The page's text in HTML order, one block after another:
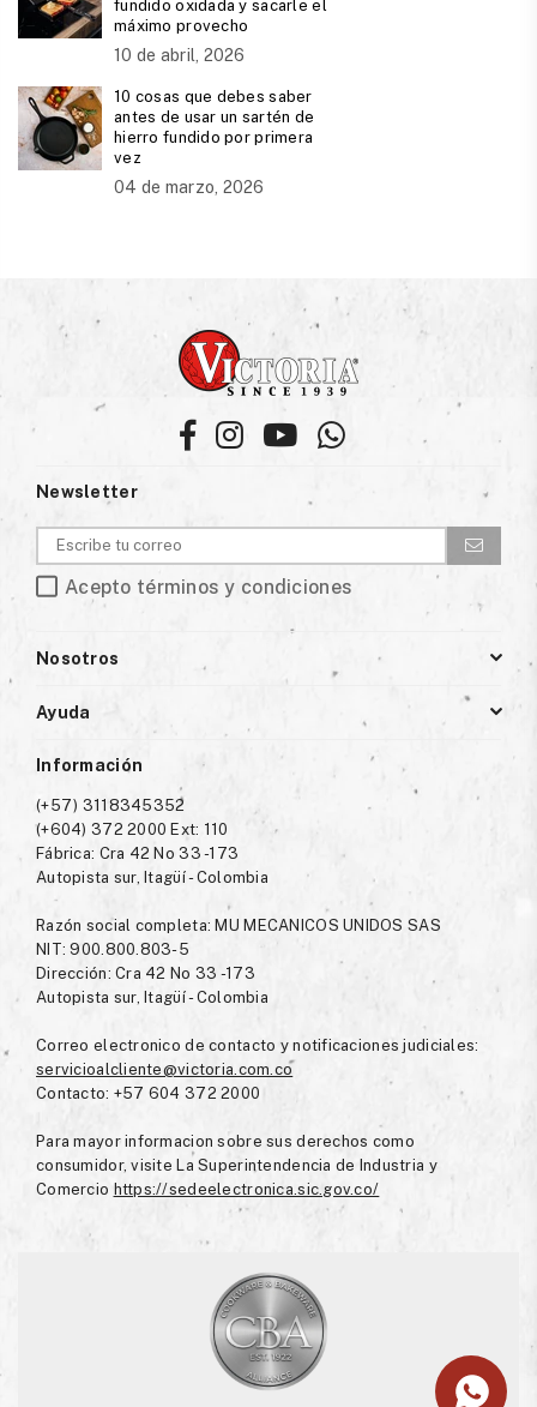
fundido oxidada y sacarle el
máximo provecho
10 de abril, 2026
10 cosas que debes saber
antes de usar un sartén de
hierro fundido por primera
vez
04 de marzo, 2026
FacebookInstagramYouTubeWhatsapp
Newsletter
Acepto términos y condiciones
Nosotros
Ayuda
Información
(+57) 3118345352
(+604) 372 2000 Ext: 110
Fábrica: Cra 42 No 33 -173
Autopista sur, Itagüí - Colombia
Razón social completa: MU MECANICOS UNIDOS SAS
NIT: 900.800.803-5
Dirección: Cra 42 No 33 -173
Autopista sur, Itagüí - Colombia
Correo electronico de contacto y notificaciones judiciales:
servicioalcliente@victoria.com.co
Contacto: +57 604 372 2000
Para mayor informacion sobre sus derechos como
consumidor, visite La Superintendencia de Industria y
Comercio https://sedeelectronica.sic.gov.co/